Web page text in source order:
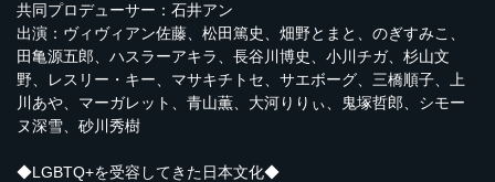
共同プロデューサー：石井アン
出演：ヴィヴィアン佐藤、松田篤史、畑野とまと、のぎすみこ、
田亀源五郎、ハスラーアキラ、長谷川博史、小川チガ、杉山文
野、レスリー・キー、マサキチトセ、サエボーグ、三橋順子、上
川あや、マーガレット、青山薫、大河りりぃ、鬼塚哲郎、シモー
ヌ深雪、砂川秀樹
◆LGBTQ+を受容してきた日本文化◆